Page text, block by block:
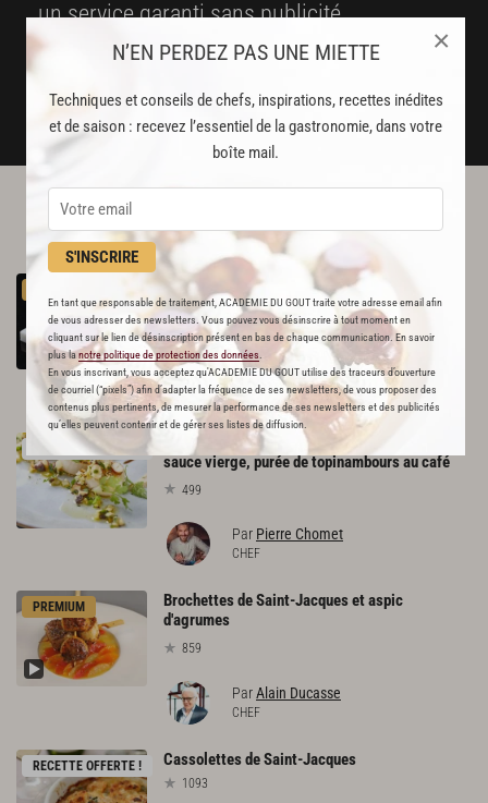
N’EN PERDEZ PAS UNE MIETTE
Techniques et conseils de chefs, inspirations, recettes inédites
et de saison : recevez l’essentiel de la gastronomie, dans votre
boîte mail.
S'INSCRIRE
En tant que responsable de traitement, ACADEMIE DU GOUT traite votre adresse email afin
de vous adresser des newsletters. Vous pouvez vous désinscrire à tout moment en
cliquant sur le lien de désinscription présent en bas de chaque communication. En savoir
plus lanotre politique de protection des données
En vous inscrivant, vous acceptez qu'ACADEMIE DU GOUT utilise des traceurs d’ouverture
de courriel (“pixels”) afin d’adapter la fréquence de ses newsletters, de vous proposer des
contenus plus pertinents, de mesurer la performance de ses newsletters et des publicités
qu’elles peuvent contenir et de gérer ses listes de diffusion.
×
un service garanti sans publicité
DÉJÀ ABONNÉ(E) ? JE ME CONNECTE
L'ACADÉMIE DU GOÛT VOUS
RECOMMANDE
Damier de Saint-Jacques à la truffe et citron
caviar
80
ParBruno Oger
CHEF
RECETTE OFFERTE !
Noix de Saint-Jacques de la baie de St-Brieuc,
sauce vierge, purée de topinambours au café
499
Par Pierre Chomet
CHEF
PREMIUM
Brochettes de Saint-Jacques et aspic
d'agrumes
859
ParAlain Ducasse
CHEF
RECETTE OFFERTE ! CassolettesdeSaint-Jacques
1093